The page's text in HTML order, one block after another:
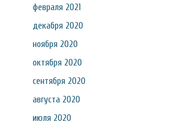
февраля 2021
декабря 2020
ноября 2020
октября 2020
сентября 2020
августа 2020
июля 2020